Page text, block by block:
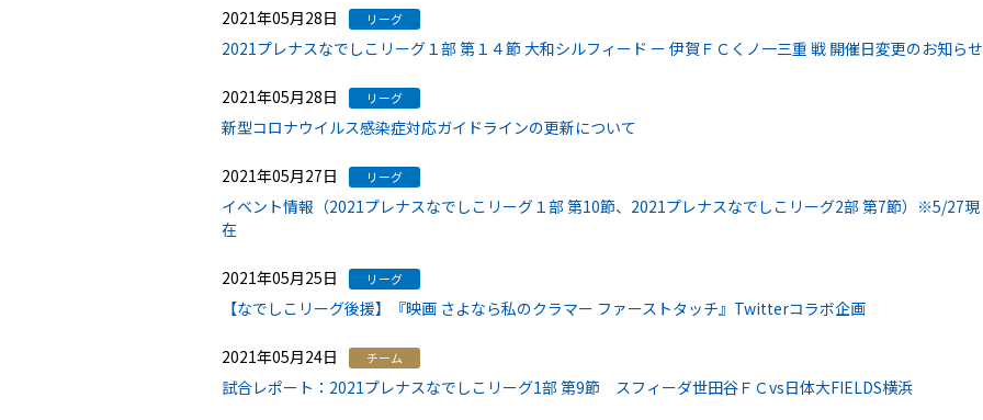
2021年05月28日 リーグ
2021プレナスなでしこリーグ１部 第１４節 大和シルフィード ー 伊賀ＦＣくノ一三重 戦 開催日変更のお知らせ
2021年05月28日 リーグ
新型コロナウイルス感染症対応ガイドラインの更新について
2021年05月27日 リーグ
イベント情報（2021プレナスなでしこリーグ１部 第10節、2021プレナスなでしこリーグ2部 第7節）※5/27現
在
2021年05月25日 リーグ
【なでしこリーグ後援】『映画 さよなら私のクラマー ファーストタッチ』Twitterコラボ企画
2021年05月24日 チーム
試合レポート：2021プレナスなでしこリーグ1部 第9節 スフィーダ世田谷ＦＣvs日体大FIELDS横浜